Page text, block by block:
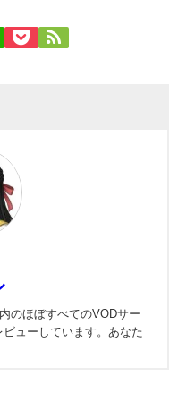
のほぼすべてのVODサー
ューしています。あなた